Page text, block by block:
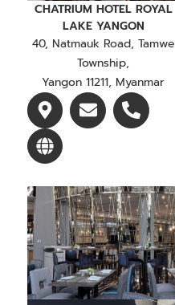
CHATRIUM HOTEL ROYAL
LAKE YANGON
40, Natmauk Road, Tamwe
Township,
Yangon 11211, Myanmar